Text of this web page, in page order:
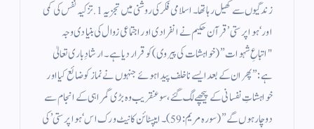
زندگیوں سے کھیل رہا تھا۔ ​اسلامی فکر کی روشنی میں تجزیہ ​1. تزکیہ نفس کی کمی
اور ‘ہوا پرستی’ ​قرآن حکیم نے انفرادی اور اجتماعی زوال کی بنیادی وجہ
"اتباعِ شہوات” (خواہشات کی پیروی) کو قرار دیا ہے۔ ارشادِ باری تعالیٰ
ہے: ”پھر ان کے بعد ایسے ناخلف پیدا ہوئے جنہوں نے نماز کو ضائع کیا اور
خواہشاتِ نفسانی کے پیچھے لگ گئے، سو عنقریب وہ بڑی گمراہی کے انجام سے
دوچار ہوں گے” (سورہ مریم: 59)۔​ایپسٹائن کا نیٹ ورک اس ‘ہوا پرستی’ کی